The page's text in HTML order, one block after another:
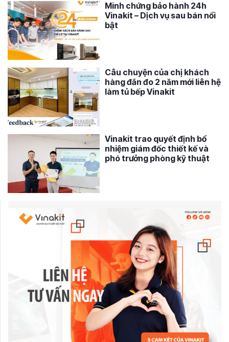
Minh chứng bảo hành 24h
Vinakit – Dịch vụ sau bán nổi
bật
Câu chuyện của chị khách
hàng đắn đo 2 năm mới liên hệ
làm tủ bếp Vinakit
Vinakit trao quyết định bổ
nhiệm giám đốc thiết kế và
phó trưởng phòng kỹ thuật